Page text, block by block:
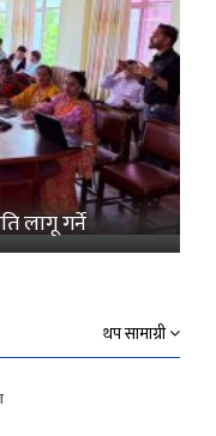
लागू गर्ने
थप सामाग्री